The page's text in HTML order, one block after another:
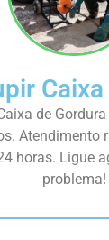
de
Atendimento
horas. Ligue
problema!